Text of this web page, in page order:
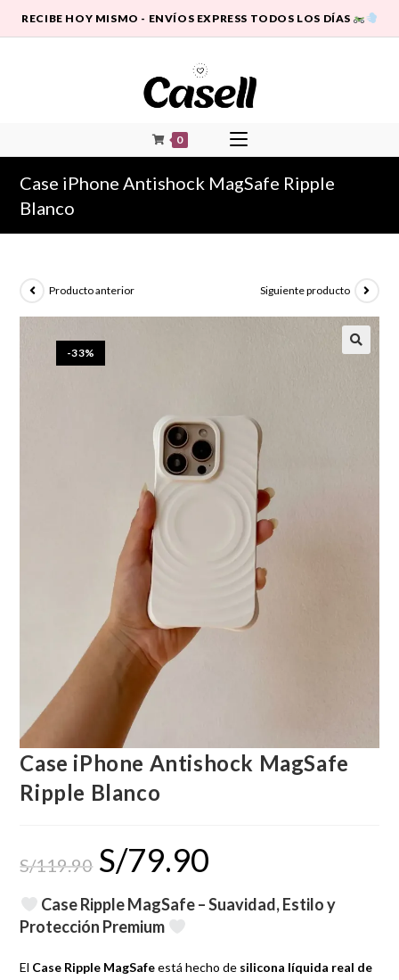
RECIBE HOY MISMO - ENVÍOS EXPRESS TODOS LOS DÍAS
0
Case iPhone Antishock MagSafe Ripple
Blanco
-33%
Producto anterior Siguiente producto
Case iPhone Antishock MagSafe
Ripple Blanco
S/119.90 S/79.90
Case Ripple MagSafe – Suavidad, Estilo y
Protección Premium
El Case Ripple MagSafeestá hecho de silicona líquida real de